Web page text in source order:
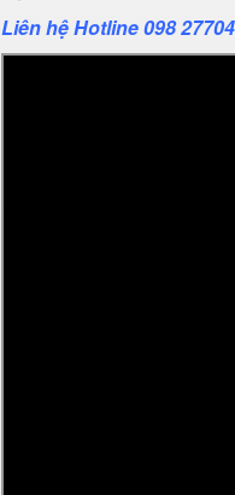
Liên hệ Hotline 098